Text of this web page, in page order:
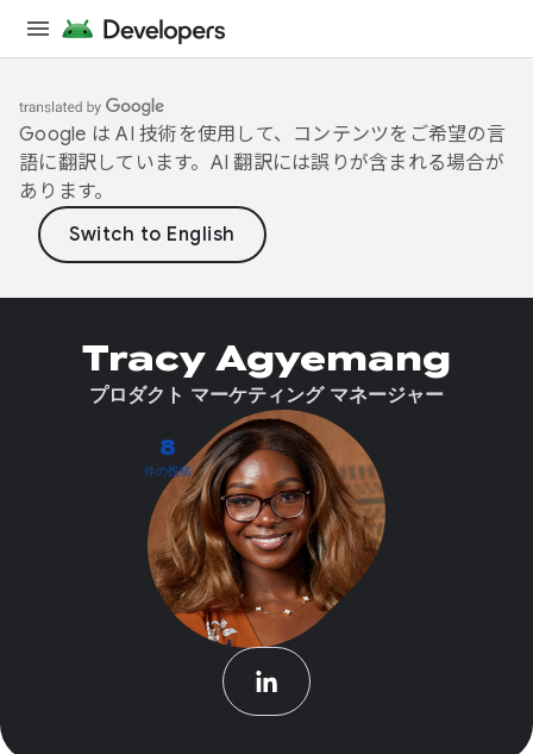
Google は AI 技術を使用して、コンテンツをご希望の言
語に翻訳しています。AI 翻訳には誤りが含まれる場合が
あります。
8
件の投稿
Tracy Agyemang
プロダクト マーケティング マネージャー